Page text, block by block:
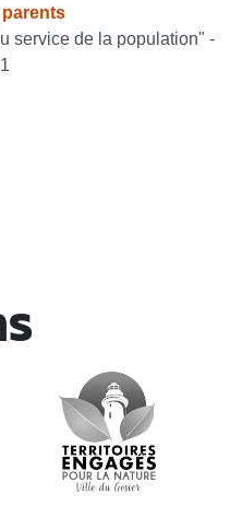
parents
service de la population" -